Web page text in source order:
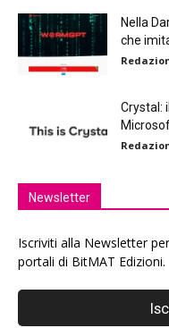
Nella
che
Crystal:
Newsletter
Iscriviti alla Newsletter
portali di BitMAT Edizioni.